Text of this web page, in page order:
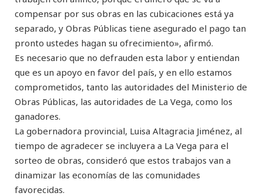
compensar por sus obras en las cubicaciones está ya
separado, y Obras Públicas tiene asegurado el pago tan
pronto ustedes hagan su ofrecimiento», afirmó.
Es necesario que no defrauden esta labor y entiendan
que es un apoyo en favor del país, y en ello estamos
comprometidos, tanto las autoridades del Ministerio de
Obras Públicas, las autoridades de La Vega, como los
ganadores.
La gobernadora provincial, Luisa Altagracia Jiménez, al
tiempo de agradecer se incluyera a La Vega para el
sorteo de obras, consideró que estos trabajos van a
dinamizar las economías de las comunidades
favorecidas.